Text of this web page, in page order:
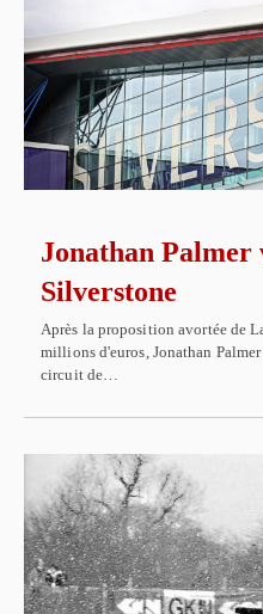
Jonathan
Silverstone
Après la proposition avortée de
millions d'euros, Jonathan
circuit de…